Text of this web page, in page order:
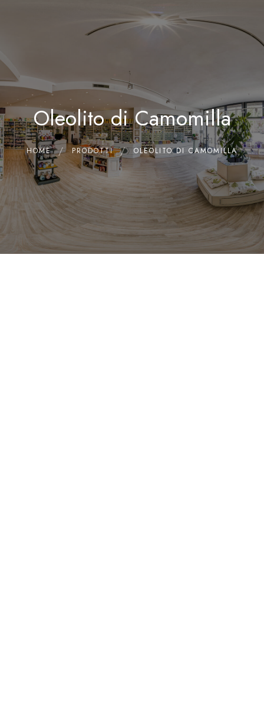
Home
Chi siamo
Il Laboratorio
Shop
Olii Essenziali
Contatti
Oleolito di Camomilla
HOME PRODOTTI OLEOLITO DI CAMOMILLA